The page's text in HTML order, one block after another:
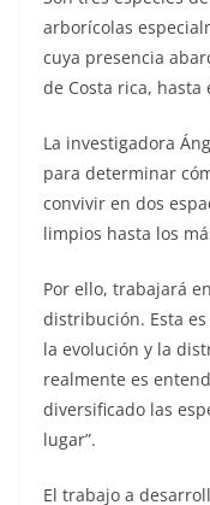
arborícolas
cuya presencia
de Costa rica,
La investigadora
para determinar
convivir en dos
limpios hasta los
Por ello, trabajará
distribución. Esta
la evolución y la
realmente es
diversificado las
lugar”.
El trabajo a